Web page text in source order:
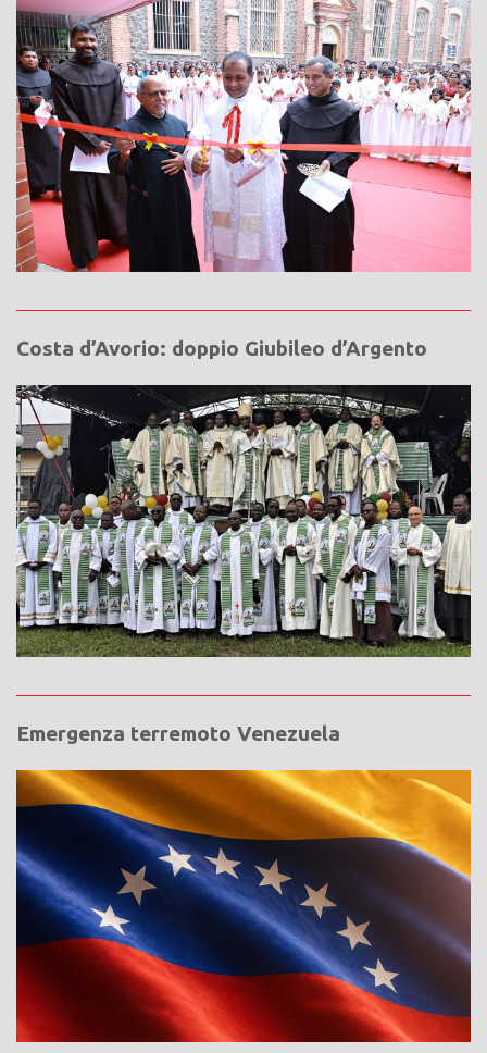
Costa d’Avorio: doppio Giubileo d’Argento
Emergenza terremoto Venezuela